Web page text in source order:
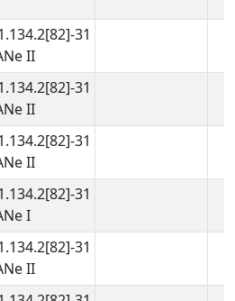
31
II
31
II
31
II
31
I
31
II